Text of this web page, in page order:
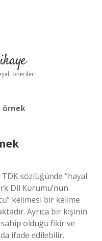
öneriler!
örnek
sözlüğünde “hayal
Dil Kurumu’nun
kelimesi bir kelime
Ayrıca bir kişinin
olduğu fikir ve
ifade edilebilir.